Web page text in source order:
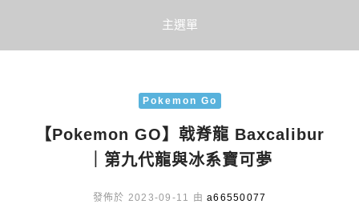
主選單
Pokemon Go
【Pokemon GO】戟脊龍 Baxcalibur
｜第九代龍與冰系寶可夢
發佈於 2023-09-11 由 a66550077